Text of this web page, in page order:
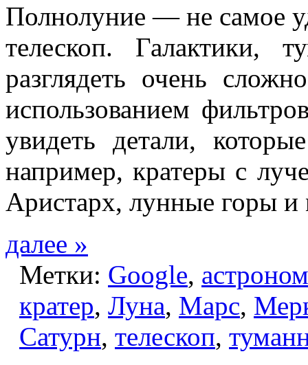
Полнолуние — не самое
телескоп. Галактики,
разглядеть очень
использованием
увидеть детали,
например, кратеры с
Аристарх, лунные горы и
далее »
Метки: Google,
кратер, Луна, Марс,
Сатурн, телескоп,